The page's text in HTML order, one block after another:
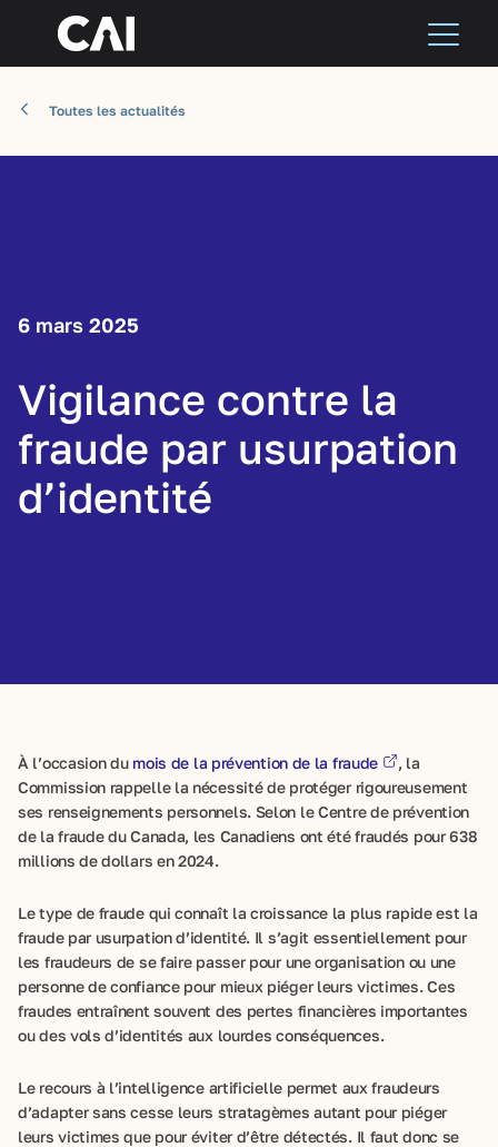
Toutes les actualités
6 mars 2025
Vigilance contre la
fraude par usurpation
d’identité
À l’occasion du mois de la prévention de la fraude
, la
Commission rappelle la nécessité de protéger rigoureusement
ses renseignements personnels. Selon le Centre de prévention
de la fraude du Canada, les Canadiens ont été fraudés pour 638
millions de dollars en 2024.
Le type de fraude qui connaît la croissance la plus rapide est la
fraude par usurpation d’identité. Il s’agit essentiellement pour
les fraudeurs de se faire passer pour une organisation ou une
personne de confiance pour mieux piéger leurs victimes. Ces
fraudes entraînent souvent des pertes financières importantes
ou des vols d’identités aux lourdes conséquences.
Le recours à l’intelligence artificielle permet aux fraudeurs
d’adapter sans cesse leurs stratagèmes autant pour piéger
leurs victimes que pour éviter d’être détectés. Il faut donc se